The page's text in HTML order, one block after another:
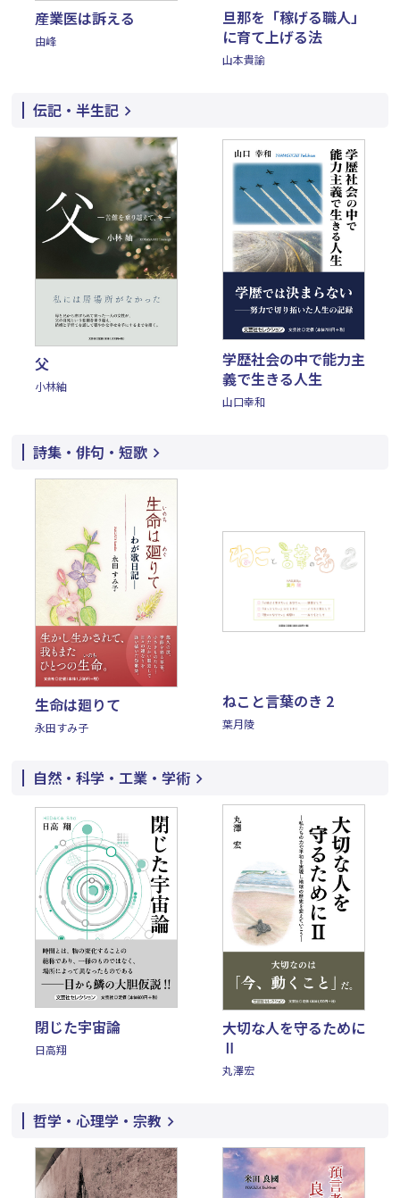
産業医は訴える
由峰
旦那を「稼げる職人」
に育て上げる法
山本貴諭
伝記・半生記
父
小林紬
学歴社会の中で能力主
義で生きる人生
山口幸和
詩集・俳句・短歌
生命は廻りて
永田すみ子
ねこと言葉のき 2
葉月陵
自然・科学・工業・学術
閉じた宇宙論
日高翔
大切な人を守るために
Ⅱ
丸澤宏
哲学・心理学・宗教